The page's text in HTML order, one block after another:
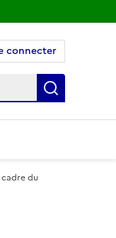
connecter
du